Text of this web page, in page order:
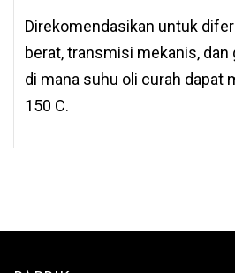
Direkomendasikan untuk
berat, transmisi mekanis, dan
di mana suhu oli curah dapat
150 C.